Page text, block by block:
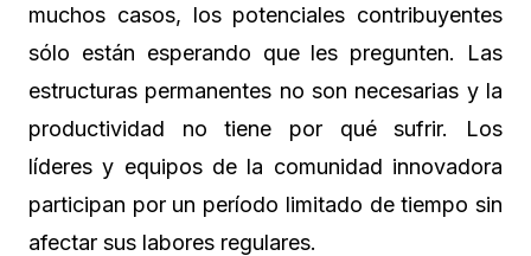
muchos casos, los potenciales contribuyentes
sólo están esperando que les pregunten. Las
estructuras permanentes no son necesarias y la
productividad no tiene por qué sufrir. Los
líderes y equipos de la comunidad innovadora
participan por un período limitado de tiempo sin
afectar sus labores regulares.